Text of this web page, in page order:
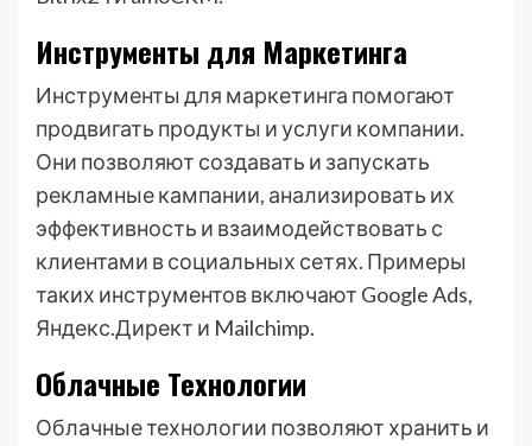
Инструменты для Маркетинга
Инструменты для маркетинга помогают
продвигать продукты и услуги компании.
Они позволяют создавать и запускать
рекламные кампании, анализировать их
эффективность и взаимодействовать с
клиентами в социальных сетях. Примеры
таких инструментов включают Google Ads,
Яндекс.Директ и Mailchimp.
Облачные Технологии
Облачные технологии позволяют хранить и